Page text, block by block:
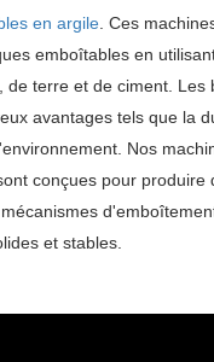
en argile . Ces
emboîtables en
de terre et de ciment. Les
avantages tels que la
Nos
conçues pour produire
et stables.